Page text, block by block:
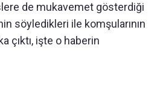
de mukavemet gösterdiği
söyledikleri ile komşularının
çıktı, işte o haberin